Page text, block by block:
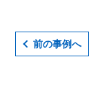
前の事例へ